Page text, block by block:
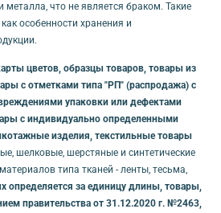
металла, что не является браком. Такие
особенности хранения и
цветов, образцы товаров, товары из
с отметками типа "РП" (распродажа) с
упаковки или дефектами
с индивидуально определенными
изделия, текстильные товары
шелковые, шерстяные и синтетические
типа тканей - ленты, тесьма,
определяется за единицу длины, товары,
правительства от 31.12.2020 г. №2463,